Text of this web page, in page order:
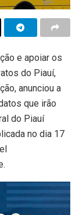
e apoiar os
do Piauí,
anunciou a
que irão
do Piauí
no dia 17